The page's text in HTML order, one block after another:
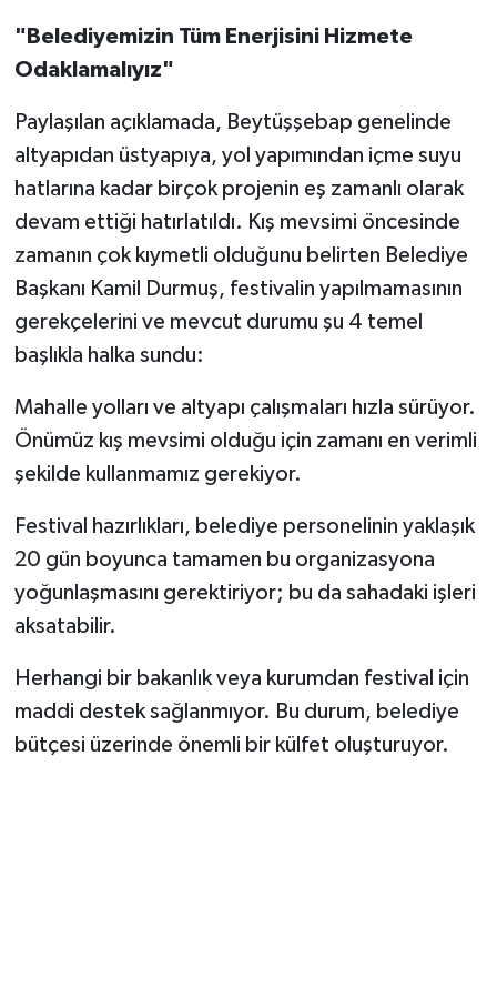
"Belediyemizin Tüm Enerjisini Hizmete
Odaklamalıyız"
Paylaşılan açıklamada, Beytüşşebap genelinde
altyapıdan üstyapıya, yol yapımından içme suyu
hatlarına kadar birçok projenin eş zamanlı olarak
devam ettiği hatırlatıldı. Kış mevsimi öncesinde
zamanın çok kıymetli olduğunu belirten Belediye
Başkanı Kamil Durmuş, festivalin yapılmamasının
gerekçelerini ve mevcut durumu şu 4 temel
başlıkla halka sundu:
Mahalle yolları ve altyapı çalışmaları hızla sürüyor.
Önümüz kış mevsimi olduğu için zamanı en verimli
şekilde kullanmamız gerekiyor.
Festival hazırlıkları, belediye personelinin yaklaşık
20 gün boyunca tamamen bu organizasyona
yoğunlaşmasını gerektiriyor; bu da sahadaki işleri
aksatabilir.
Herhangi bir bakanlık veya kurumdan festival için
maddi destek sağlanmıyor. Bu durum, belediye
bütçesi üzerinde önemli bir külfet oluşturuyor.